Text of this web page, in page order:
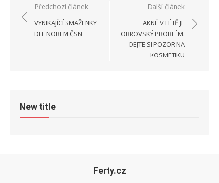
Navigace
pro
příspěvek
Předchozí článek
VYNIKAJÍCÍ SMAŽENKY
DLE NOREM ČSN
Další článek
AKNÉ V LÉTĚ JE
OBROVSKÝ PROBLÉM.
DEJTE SI POZOR NA
KOSMETIKU
New title
Ferty.cz